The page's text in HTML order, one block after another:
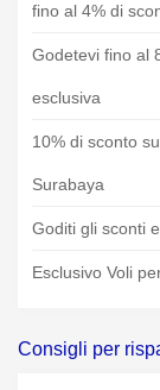
fino al 4% di
Godetevi fino al
esclusiva
10% di sconto
Surabaya
Goditi gli sconti
Esclusivo Voli
Consigli per